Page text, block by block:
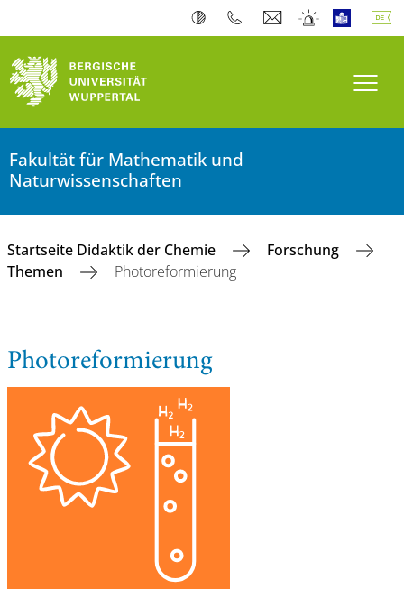
Fakultät für Mathematik und
Naturwissenschaften
Photoreformierung
Startseite Didaktik der Chemie
Forschung
Themen
Photoreformierung
Photoreformierung